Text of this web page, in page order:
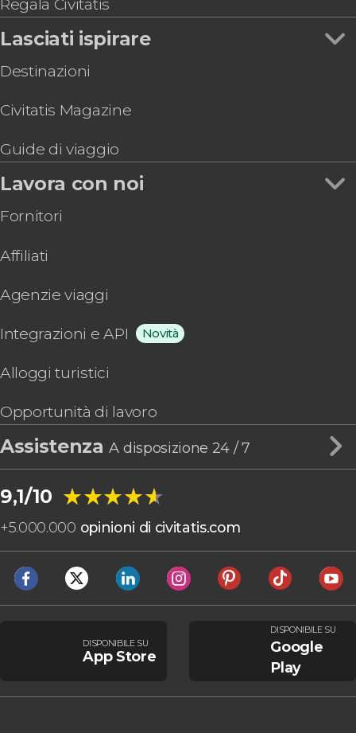
Regala Civitatis
Lasciati ispirare
Destinazioni
Civitatis Magazine
Guide di viaggio
Lavora con noi
Fornitori
Affiliati
Agenzie viaggi
Integrazioni e API Novità
Alloggi turistici
Opportunità di lavoro
AssistenzaA disposizione 24 / 7
9,1/10 ★★★★★
★★★★★
+5.000.000 opinioni di civitatis.com
DISPONIBILE SU
App Store
DISPONIBILE SU
Google
Play